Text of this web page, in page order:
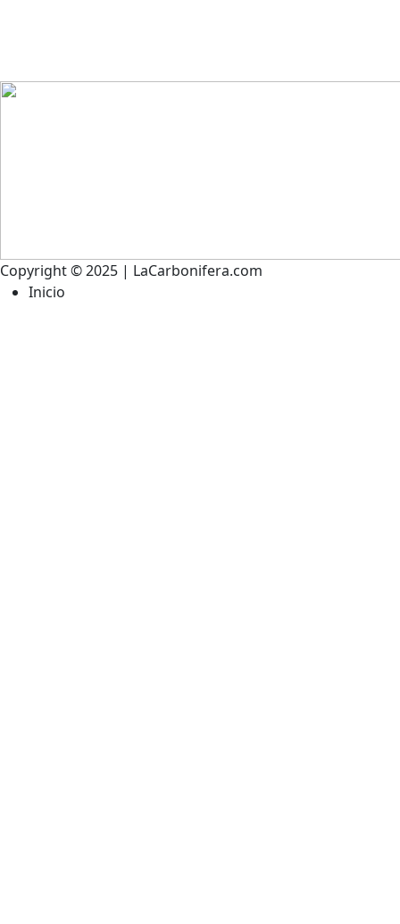
Copyright © 2025 | LaCarbonifera.com
Inicio